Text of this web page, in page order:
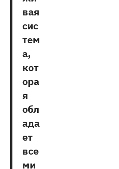
вая
сис
тем
а,
кот
ора
я
обл
ада
ет
все
ми